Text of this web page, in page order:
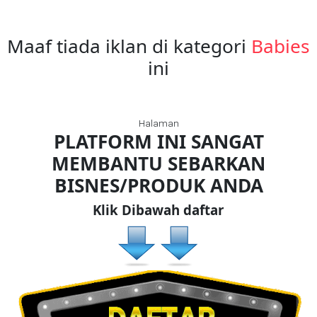
Maaf tiada iklan di kategori Babies
ini
Halaman
PLATFORM INI SANGAT
MEMBANTU SEBARKAN
BISNES/PRODUK ANDA
Klik Dibawah daftar
FESYEN
WANITA(0)
LELAKI(0)